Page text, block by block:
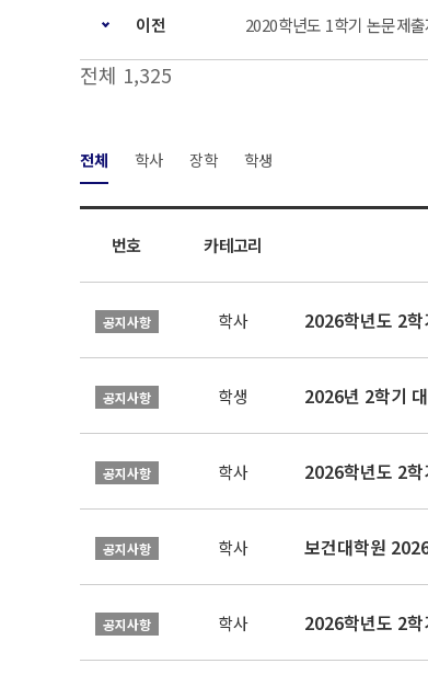
이전 2020학년도 1학기 논문제
전체 1,325
전체 학사 장학 학생
번호 카테고리
공지사항 학사 2026학년도 2
공지사항 학생 2026년 2학기
공지사항 학사 2026학년도 2
공지사항 학사 보건대학원
공지사항 학사 2026학년도 2